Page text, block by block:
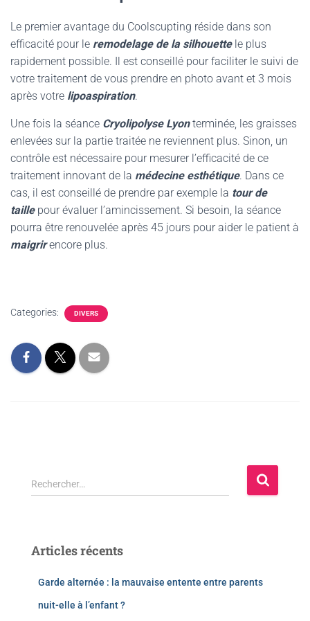
Le premier avantage du Coolscupting réside dans son
efficacité pour le remodelage de la silhouettele plus
rapidement possible. Il est conseillé pour faciliter le suivi de
votre traitement de vous prendre en photo avant et 3 mois
après votre lipoaspiration.
Une fois la séance Cryolipolyse Lyonterminée, les graisses
enlevées sur la partie traitée ne reviennent plus. Sinon, un
contrôle est nécessaire pour mesurer l’efficacité de ce
traitement innovant de la médecine esthétique. Dans ce
cas, il est conseillé de prendre par exemple la tour de
taille pour évaluer l’amincissement. Si besoin, la séance
pourra être renouvelée après 45 jours pour aider le patient à
maigrirencore plus.
Categories: DIVERS
Rechercher…
Articles récents
Garde alternée : la mauvaise entente entre parents
nuit-elle à l’enfant ?